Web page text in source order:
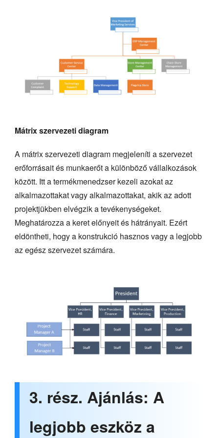
Mátrix szervezeti diagram
A mátrix szervezeti diagram megjeleníti a szervezet
erőforrásait és munkaerőt a különböző vállalkozások
között. Itt a termékmenedzser kezeli azokat az
alkalmazottakat vagy alkalmazottakat, akik az adott
projektjükben elvégzik a tevékenységeket.
Meghatározza a keret előnyeit és hátrányait. Ezért
eldöntheti, hogy a konstrukció hasznos vagy a legjobb
az egész szervezet számára.
3. rész. Ajánlás: A
legjobb eszköz a